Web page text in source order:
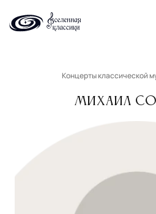
Концерты классической
Михаил